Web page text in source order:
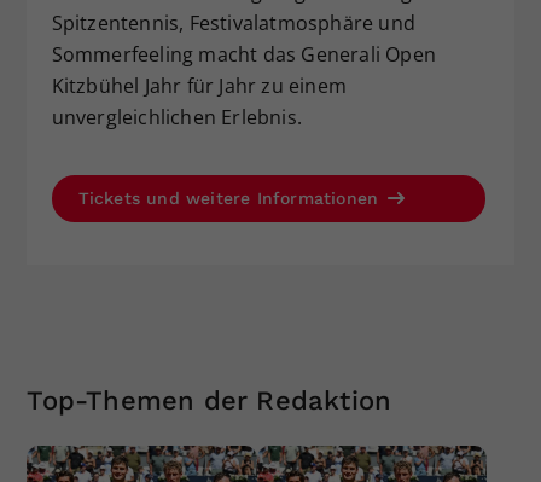
Spitzentennis, Festivalatmosphäre und
Sommerfeeling macht das Generali Open
Kitzbühel Jahr für Jahr zu einem
unvergleichlichen Erlebnis.
Tickets und weitere Informationen
Top-Themen der Redaktion